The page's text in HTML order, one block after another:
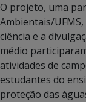
O projeto, uma
Ambientais/
ciência e a
médio
atividades de
estudantes do
proteção das